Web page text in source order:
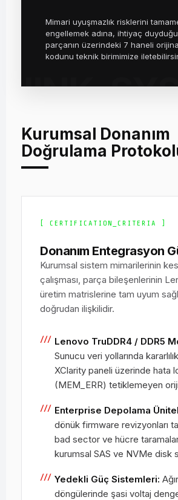
Mimari uyuşmazlık risklerini
engellemek adına, ihtiyaç
parçanın üzerindeki 7 haneli
kodunu teknik birimimize
Kurumsal Donanım
Doğrulama
[ CERTIFICATION_CRITERIA ]
Donanım Entegrasyon
Kurumsal sistem mimarilerinin
çalışması, parça bileşenlerinin
üretim matrislerine tam uyum
doğrudan ilişkilidir.
Lenovo TruDDR4 / DDR5
Sunucu veri yollarında
XClarity paneli üzerinde hata
(MEM_ERR) tetiklemeyen
Enterprise Depolama
dönük firmware revizyonları
bad sector ve hücre
kurumsal SAS ve NVMe disk
Yedekli Güç Sistemleri:
döngülerinde şasi voltaj